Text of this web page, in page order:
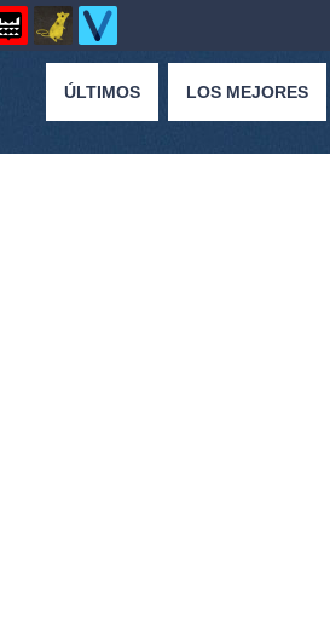
ÚLTIMOS LOS MEJORES